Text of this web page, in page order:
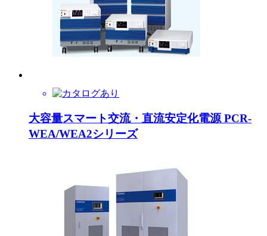
大容量スマート交流・直流安定化電源 PCR-
WEA/WEA2シリーズ